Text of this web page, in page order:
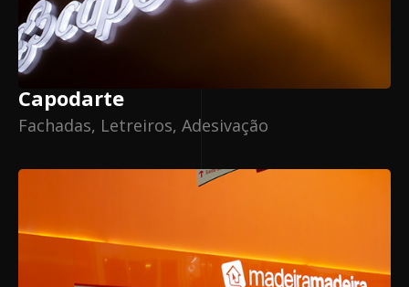
Capodarte
Fachadas, Letreiros, Adesivação